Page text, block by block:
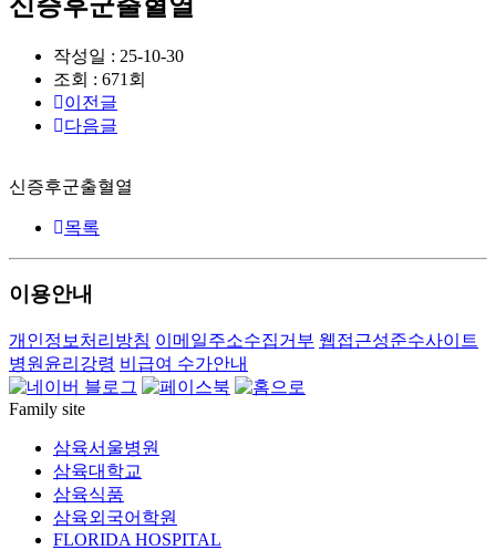
작성일 : 25-10-30
조회 : 671회
이전글
다음글
신증후군출혈열
목록
이용안내
개인정보처리방침 이메일주소수집거부 웹접근성준수사이트
병원윤리강령 비급여 수가안내
Family site
삼육서울병원
삼육대학교
삼육식품
삼육외국어학원
FLORIDA HOSPITAL